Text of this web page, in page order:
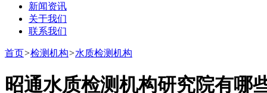
新闻资讯
关于我们
联系我们
首页>检测机构>水质检测机构
昭通水质检测机构研究院有哪